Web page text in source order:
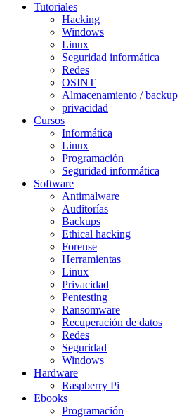
Tutoriales
Hacking
Windows
Linux
Seguridad informática
Redes
OSINT
Almacenamiento / backup
privacidad
Cursos
Informática
Linux
Programación
Seguridad informática
Software
Antimalware
Auditorías
Backups
Ethical hacking
Forense
Herramientas
Linux
Privacidad
Pentesting
Ransomware
Recuperación de datos
Redes
Seguridad
Windows
Hardware
Raspberry Pi
Ebooks
Programación